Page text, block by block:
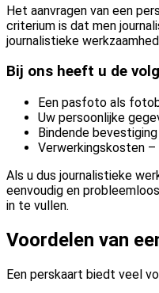
Het aanvragen van een
criterium is dat men
journalistieke
Bij ons heeft u de
Een pasfoto als
Uw persoonlijke
Bindende
Verwerkingskosten –
Als u dus journalistieke
eenvoudig en
in te vullen.
Voordelen van
Een perskaart biedt veel